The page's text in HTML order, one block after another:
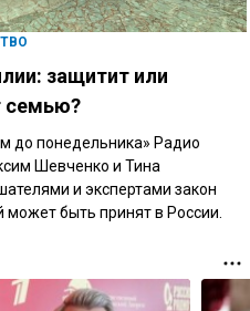
защитит или
семью?
до понедельника» Радио
Шевченко и Тина
и экспертами закон
быть принят в России.